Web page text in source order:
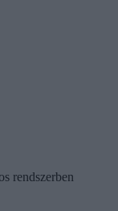
rendszerben